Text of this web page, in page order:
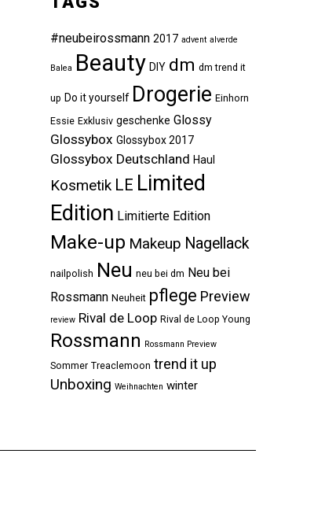
#neubeirossmann 2017 advent alverde
Balea Beauty DIY dm dm trend it
up Do it yourself Drogerie Einhorn
Essie Exklusiv geschenke Glossy
Glossybox Glossybox 2017
Glossybox Deutschland Haul
Kosmetik LE Limited
Edition Limitierte Edition
Make-up Makeup Nagellack
nailpolish Neu neu bei dm Neu bei
Rossmann Neuheit pflege Preview
review Rival de Loop Rival de Loop Young
Rossmann Rossmann Preview
Sommer Treaclemoon trend it up
Unboxing Weihnachten winter